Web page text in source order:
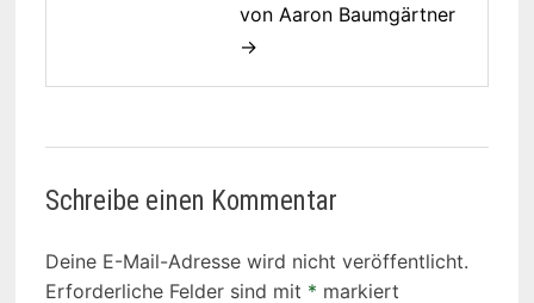
von Aaron Baumgärtner
→
Schreibe einen Kommentar
Deine E-Mail-Adresse wird nicht veröffentlicht.
Erforderliche Felder sind mit * markiert